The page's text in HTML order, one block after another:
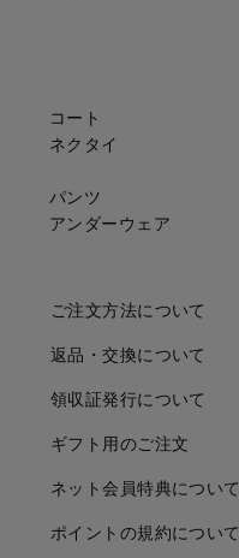
コート
ネクタイ
パンツ
アンダーウェア
ご注文方法について
返品・交換について
領収証発行について
ギフト用のご注文
ネット会員特典について
ポイントの規約について